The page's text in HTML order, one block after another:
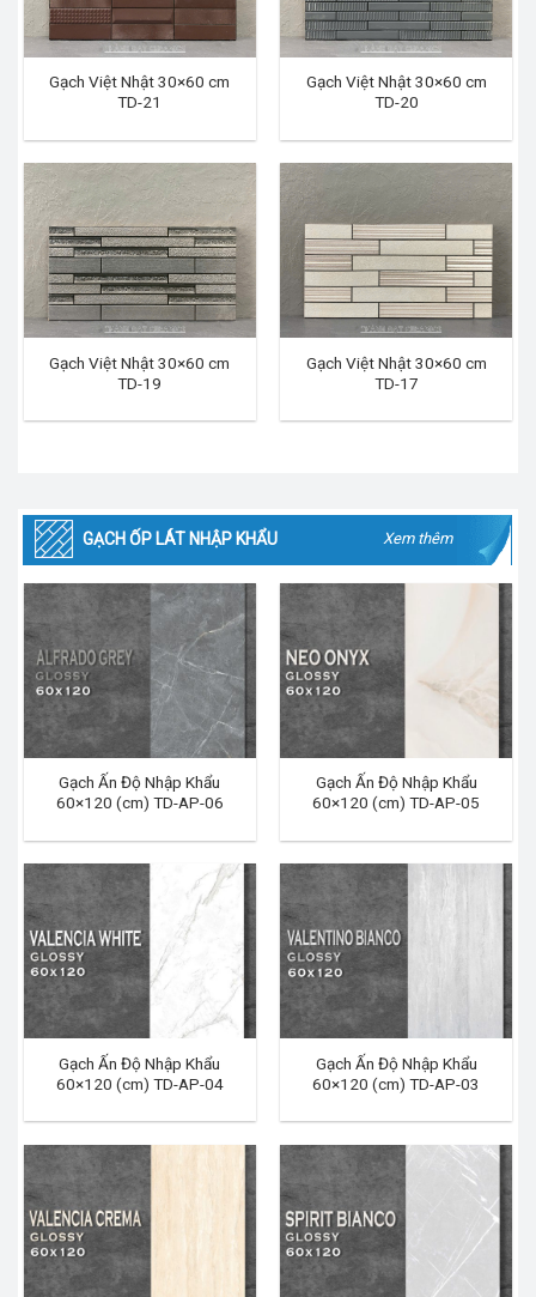
Gạch Việt Nhật 30×60 cm
TD-21
Gạch Việt Nhật 30×60 cm
TD-20
Gạch Việt Nhật 30×60 cm
TD-19
Gạch Việt Nhật 30×60 cm
TD-17
GẠCH ỐP LÁT NHẬP KHẨU Xem thêm
Gạch Ấn Độ Nhập Khẩu
60×120 (cm) TD-AP-06
Gạch Ấn Độ Nhập Khẩu
60×120 (cm) TD-AP-05
Gạch Ấn Độ Nhập Khẩu
60×120 (cm) TD-AP-04
Gạch Ấn Độ Nhập Khẩu
60×120 (cm) TD-AP-03